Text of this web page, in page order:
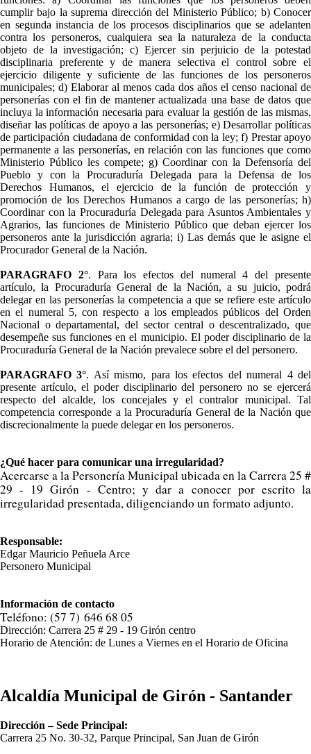
cumplir bajo la suprema dirección del Ministerio Público; b) Conocer
en segunda instancia de los procesos disciplinarios que se adelanten
contra los personeros, cualquiera sea la naturaleza de la conducta
objeto de la investigación; c) Ejercer sin perjuicio de la potestad
disciplinaria preferente y de manera selectiva el control sobre el
ejercicio diligente y suficiente de las funciones de los personeros
municipales; d) Elaborar al menos cada dos años el censo nacional de
personerías con el fin de mantener actualizada una base de datos que
incluya la información necesaria para evaluar la gestión de las mismas,
diseñar las políticas de apoyo a las personerías; e) Desarrollar políticas
de participación ciudadana de conformidad con la ley; f) Prestar apoyo
permanente a las personerías, en relación con las funciones que como
Ministerio Público les compete; g) Coordinar con la Defensoría del
Pueblo y con la Procuraduría Delegada para la Defensa de los
Derechos Humanos, el ejercicio de la función de protección y
promoción de los Derechos Humanos a cargo de las personerías; h)
Coordinar con la Procuraduría Delegada para Asuntos Ambientales y
Agrarios, las funciones de Ministerio Público que deban ejercer los
personeros ante la jurisdicción agraria; i) Las demás que le asigne el
Procurador General de la Nación.
PARAGRAFO 2°. Para los efectos del numeral 4 del presente
artículo, la Procuraduría General de la Nación, a su juicio, podrá
delegar en las personerías la competencia a que se refiere este artículo
en el numeral 5, con respecto a los empleados públicos del Orden
Nacional o departamental, del sector central o descentralizado, que
desempeñe sus funciones en el municipio. El poder disciplinario de la
Procuraduría General de la Nación prevalece sobre el del personero.
PARAGRAFO 3°. Así mismo, para los efectos del numeral 4 del
presente artículo, el poder disciplinario del personero no se ejercerá
respecto del alcalde, los concejales y el contralor municipal. Tal
competencia corresponde a la Procuraduría General de la Nación que
discrecionalmente la puede delegar en los personeros.
¿Qué hacer para comunicar una irregularidad?
Acercarse a la Personería Municipal ubicada en la Carrera 25 #
29 - 19 Girón - Centro; y dar a conocer por escrito la
irregularidad presentada, diligenciando un formato adjunto.
Responsable:
Edgar Mauricio Peñuela Arce
Personero Municipal
Información de contacto
Teléfono: (57 7) 646 68 05
Dirección: Carrera 25 # 29 - 19 Girón centro
​Horario de Atención: de​ Lunes a Viernes en el Horario de Oficina
Alcaldía Municipal de Girón - Santander
Dirección – Sede Principal:
Carrera 25 No. 30-32, Parque Principal, San Juan de Girón